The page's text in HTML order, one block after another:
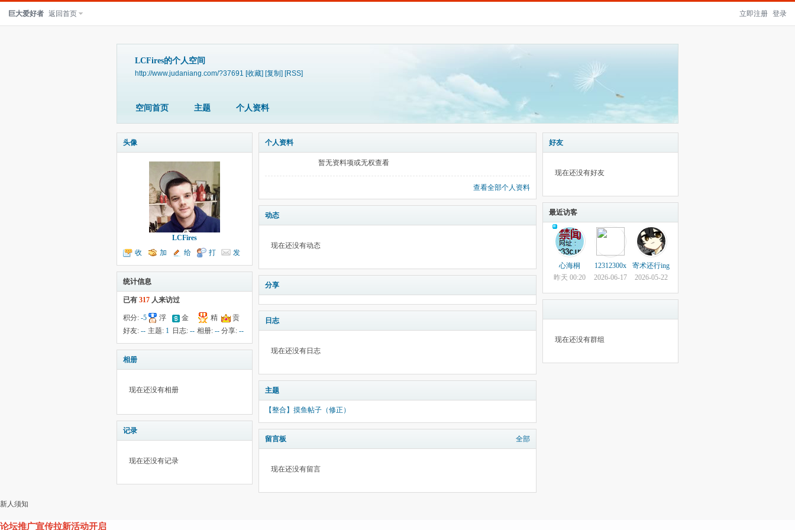
立即注册 登录
巨大爱好者 返回首页
LCFires的个人空间
http://www.judaniang.com/?37691 [收藏] [复制] [RSS]
空间首页 主题 个人资料
头像
LCFires
收
听TA
加
为好友
给
我留言
打
个招呼
发
送消息
统计信息
已有 317 人来访过
积分: -5
浮
云:
金
钱:1
精
华:--
贡
献:--
好友: -- 主题: 1 日志:-- 相册: -- 分享:--
相册
现在还没有相册
记录
现在还没有记录
个人资料
暂无资料项或无权查看
查看全部个人资料
动态
现在还没有动态
分享
日志
现在还没有日志
主题
【整合】摸鱼帖子（修正）
留言板 全部
现在还没有留言
好友
现在还没有好友
最近访客
心海桐
昨天 00:20
12312300x
2026-06-17
寄术还行ing
2026-05-22
现在还没有群组
新人须知
论坛推广宣传拉新活动开启